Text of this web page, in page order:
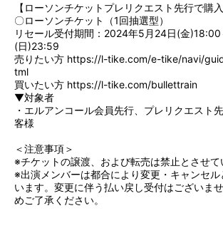
【ローソンチケットプレリクエスト先行で購
〇ローソンチケット（1回抽選型）
リセール受付期間：2024年5月24日(金
(日)23:59
売りたい方 https://l-tike.com/e-tike/navi/
tml
買いたい方 https://l-tike.com/bullettrain
▼対象者
・エルアンコール会員先行、プレリクエスト
客様
＜注意事項＞
※チケットの譲渡、および転売は禁止とさせて
※出演メンバーは都合により変更・キャンセ
います。変更に伴う払い戻し受付はございま
めご了承ください。